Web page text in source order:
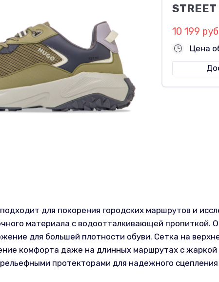
STREET
10 199
Цена
подходит для покорения городских маршрутов и
материала с водоотталкивающей пропиткой.
для большей плотности обуви. Сетка на
комфорта даже на длинных маршрутах с жаркой
протекторами для надежного